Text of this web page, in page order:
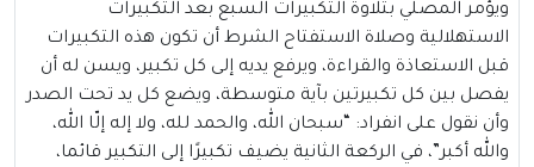
ويؤمر المصلي بتلاوة التكبيرات السبع بعد التكبيرات
الاستهلالية وصلاة الاستفتاح الشرط أن تكون هذه التكبيرات
قبل الاستعاذة والقراءة، ويرفع يديه إلى كل تكبير، ويسن له أن
يفصل بين كل تكبيرتين بآية متوسطة، ويضع كل يد تحت الصدر
وأن نقول على انفراد: “سبحان الله، والحمد لله، ولا إله إلّا الله،
والله أكبر”، في الركعة الثانية يضيف تكبيرًا إلى التكبير قائما،